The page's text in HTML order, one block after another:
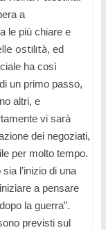
a
le più chiare e
ostilità, ed
ha così
un primo passo,
altri, e
vi sarà
dei negoziati,
per molto tempo.
l’inizio di una
a pensare
la guerra”.
previsti sul